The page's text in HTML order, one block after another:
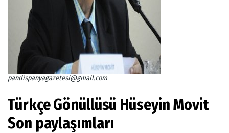
pandispanyagazetesi@gmail.com
Türkçe Gönüllüsü Hüseyin Movit
Son paylaşımları